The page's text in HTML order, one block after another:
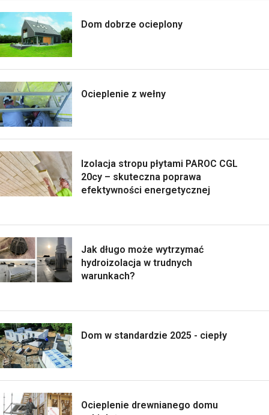
Dom dobrze ocieplony
Ocieplenie z wełny
Izolacja stropu płytami PAROC CGL
20cy – skuteczna poprawa
efektywności energetycznej
Jak długo może wytrzymać
hydroizolacja w trudnych
warunkach?
Dom w standardzie 2025 - ciepły
Ocieplenie drewnianego domu